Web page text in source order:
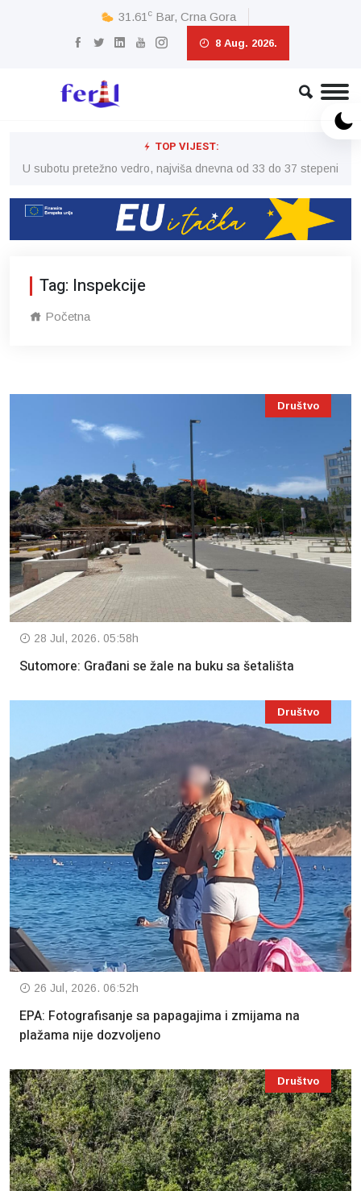
31.61 c Bar, Crna Gora
8 Aug. 2026.
TOP VIJEST:
U subotu pretežno vedro, najviša dnevna od 33 do 37 stepeni
Tag: Inspekcije
Početna
Društvo
28 Jul, 2026. 05:58h
Sutomore: Građani se žale na buku sa šetališta
Društvo
26 Jul, 2026. 06:52h
EPA: Fotografisanje sa papagajima i zmijama na
plažama nije dozvoljeno
Društvo